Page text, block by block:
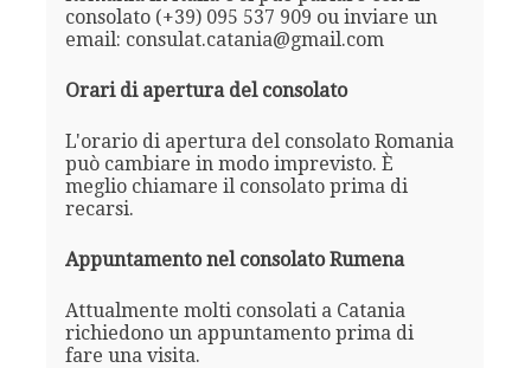
consolato (+39) 095 537 909 ou inviare un
email: consulat.catania@gmail.com
Orari di apertura del consolato
L'orario di apertura del consolato Romania
può cambiare in modo imprevisto. È
meglio chiamare il consolato prima di
recarsi.
Appuntamento nel consolato Rumena
Attualmente molti consolati a Catania
richiedono un appuntamento prima di
fare una visita.